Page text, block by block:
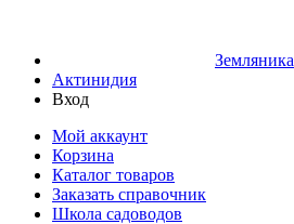
Земляника
Актинидия
Вход
Мой аккаунт
Корзина
Каталог товаров
Заказать справочник
Школа садоводов